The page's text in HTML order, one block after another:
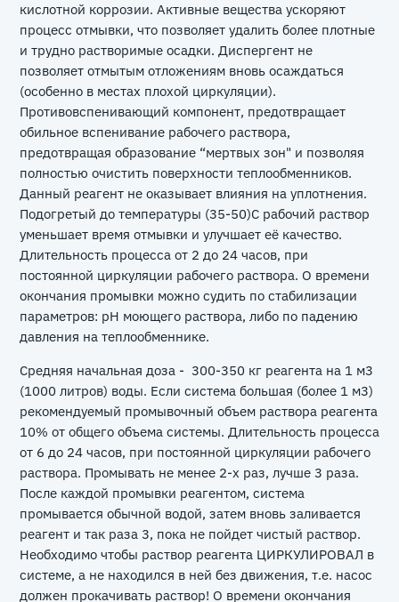
кислотной коррозии. Активные вещества ускоряют
процесс отмывки, что позволяет удалить более плотные
и трудно растворимые осадки. Диспергент не
позволяет отмытым отложениям вновь осаждаться
(особенно в местах плохой циркуляции).
Противовспенивающий компонент, предотвращает
обильное вспенивание рабочего раствора,
предотвращая образование “мертвых зон" и позволяя
полностью очистить поверхности теплообменников.
Данный реагент не оказывает влияния на уплотнения.
Подогретый до температуры (35-50)С рабочий раствор
уменьшает время отмывки и улучшает её качество.
Длительность процесса от 2 до 24 часов, при
постоянной циркуляции рабочего раствора. О времени
окончания промывки можно судить по стабилизации
параметров: рН моющего раствора, либо по падению
давления на теплообменнике.
Средняя начальная доза - 300-350 кг реагента на 1 м3
(1000 литров) воды. Если система большая (более 1 м3)
рекомендуемый промывочный объем раствора реагента
10% от общего объема системы. Длительность процесса
от 6 до 24 часов, при постоянной циркуляции рабочего
раствора. Промывать не менее 2-х раз, лучше 3 раза.
После каждой промывки реагентом, система
промывается обычной водой, затем вновь заливается
реагент и так раза 3, пока не пойдет чистый раствор.
Необходимо чтобы раствор реагента ЦИРКУЛИРОВАЛ в
системе, а не находился в ней без движения, т.е. насос
должен прокачивать раствор! О времени окончания